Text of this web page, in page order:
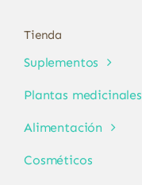
Tienda
Suplementos
Plantas medicinales
Alimentación
Cosméticos